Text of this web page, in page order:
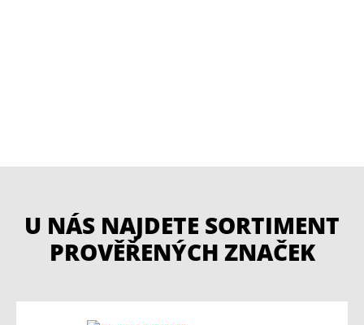
U NÁS NAJDETE SORTIMENT
PROVĚŘENÝCH ZNAČEK